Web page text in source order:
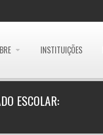
INSTITUIÇÕES
ESCOLAR: